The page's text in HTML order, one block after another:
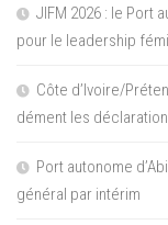
JIFM 2026 : le Port
pour le leadership
Côte d’Ivoire/
dément les
Port autonome
général par intérim